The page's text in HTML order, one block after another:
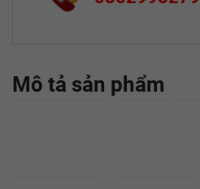
Mô tả sản phẩm